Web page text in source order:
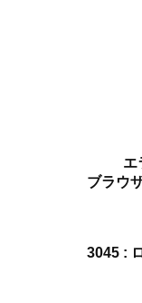
エ
ブラウ
3045 :